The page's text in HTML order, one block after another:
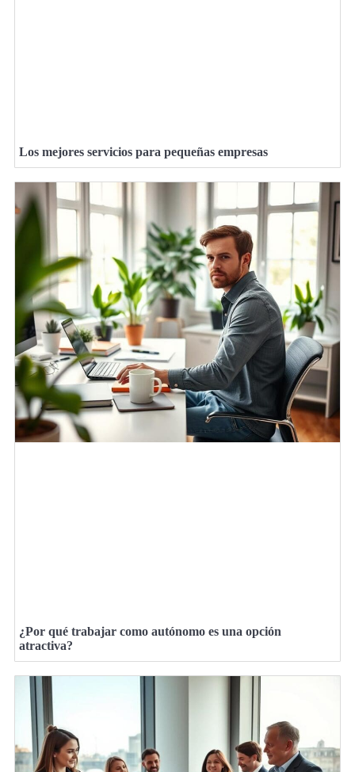
Los mejores servicios para pequeñas empresas
¿Por qué trabajar como autónomo es una opción
atractiva?